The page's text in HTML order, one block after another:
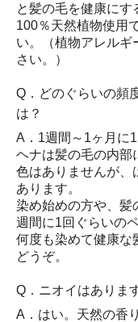
と髪の毛を健康にす
100％天然植物使用
い。（植物アレルギ
さい。）
Q．どのぐらいの頻
は？
A．1週間～1ヶ月に1
ヘナは髪の毛の内部
色はありませんが、
あります。
染め始めの方や、髪
週間に1回ぐらいの
何度も染めて健康な
どうぞ。
Q．ニオイはありま
A．はい。天然の香